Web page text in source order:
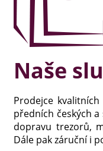
Naše
Prodejce
předních českých
dopravu trezorů,
Dále pak záruční i